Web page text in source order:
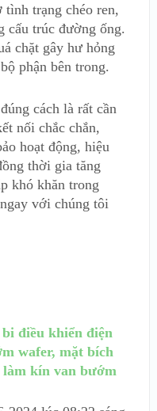
trạng chéo ren,
cấu trúc đường ống.
chặt gây hư hỏng
phận bên trong.
cách là rất cần
nối chắc chắn,
hoạt động, hiệu
thời gia tăng
khó khăn trong
với chúng tôi
điều khiển điện
wafer, mặt bích
làm kín van bướm